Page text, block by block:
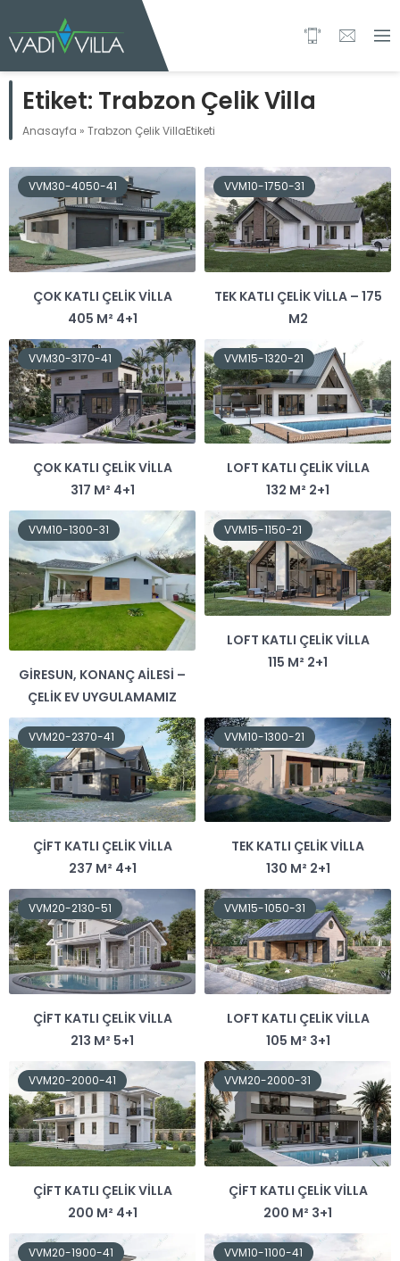
Etiket: Trabzon Çelik Villa
Anasayfa » Trabzon Çelik VillaEtiketi
VVM30-4050-41
ÇOK KATLI ÇELIK VILLA
405 M² 4+1
VVM10-1750-31
TEK KATLI ÇELIK VILLA – 175
M2
VVM30-3170-41
ÇOK KATLI ÇELIK VILLA
317 M² 4+1
VVM15-1320-21
LOFT KATLI ÇELIK VILLA
132 M² 2+1
VVM10-1300-31
GIRESUN, KONANÇ AILESI –
ÇELIK EV UYGULAMAMIZ
VVM15-1150-21
LOFT KATLI ÇELIK VILLA
115 M² 2+1
VVM20-2370-41
ÇIFT KATLI ÇELIK VILLA
237 M² 4+1
VVM10-1300-21
TEK KATLI ÇELIK VILLA
130 M² 2+1
VVM20-2130-51
ÇIFT KATLI ÇELIK VILLA
213 M² 5+1
VVM15-1050-31
LOFT KATLI ÇELIK VILLA
105 M² 3+1
VVM20-2000-41
ÇIFT KATLI ÇELIK VILLA
200 M² 4+1
VVM20-2000-31
ÇIFT KATLI ÇELIK VILLA
200 M² 3+1
VVM20-1900-41 VVM10-1100-41